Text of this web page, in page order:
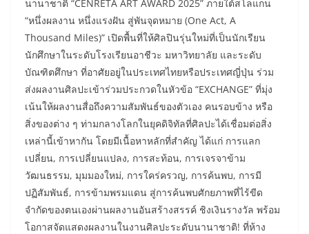
นานาชาติ “CENRETA ART AWARD 2025” ภายใต้สโลแกน
“หนึ่งผลงาน หนึ่งแรงฝัน สู่พันจุดหมาย (One Act, A
Thousand Miles)” เปิดพื้นที่ให้ศิลปินรุ่นใหม่ที่เป็นนักเรียน
นักศึกษาในระดับโรงเรียนอาชีวะ มหาวิทยาลัย และระดับ
บัณฑิตศึกษา ที่อาศัยอยู่ในประเทศไทยหรือประเทศญี่ปุ่น ร่วม
ส่งผลงานศิลปะเข้าร่วมประกวดในหัวข้อ “EXCHANGE” ที่มุ่ง
เน้นให้ผลงานสื่อถึงความสัมพันธ์ของตัวเอง คนรอบข้าง หรือ
สิ่งของต่าง ๆ ท่ามกลางโลกในยุคดิจิทัลที่ศิลปะได้เชื่อมต่อสิ่ง
เหล่านี้เข้าหากัน โดยมีเนื้อหาหลักที่สำคัญ ได้แก่ การแลก
เปลี่ยน, การเปลี่ยนแปลง, การสะท้อน, การเจรจาข้าม
วัฒนธรรม, มุมมองใหม่, การใคร่ครวญ, การค้นพบ, การมี
ปฏิสัมพันธ์, การข้ามพรมแดน สู่การค้นพบศักยภาพที่ไร้ขีด
จำกัดของตนเองผ่านผลงานอันสร้างสรรค์ ชิงเงินรางวัล พร้อม
โอกาสจัดแสดงผลงานในงานศิลปะระดับนานาชาติ! ที่ห้าง